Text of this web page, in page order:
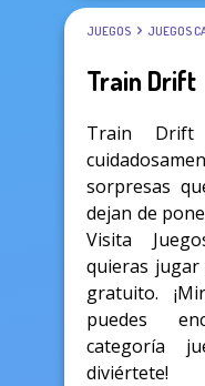
JUEGOS JUEGOS
Train Drift
Train Drift
sorpresas
dejan de
Visita
quieras
gratuito.
puedes
categoría
diviértete!